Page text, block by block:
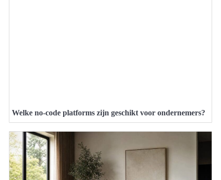
Welke no-code platforms zijn geschikt voor ondernemers?